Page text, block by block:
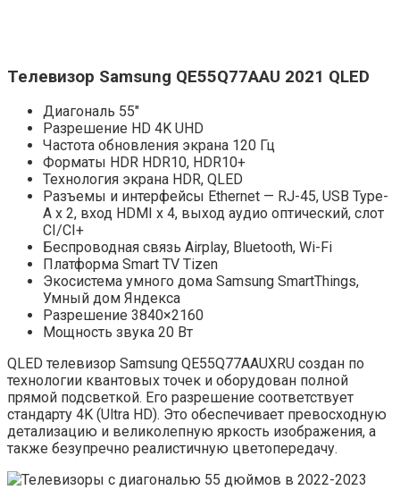
Телевизор Samsung QE55Q77AAU 2021 QLED
Диагональ 55″
Разрешение HD 4K UHD
Частота обновления экрана 120 Гц
Форматы HDR HDR10, HDR10+
Технология экрана HDR, QLED
Разъемы и интерфейсы Ethernet — RJ-45, USB Type-
A x 2, вход HDMI x 4, выход аудио оптический, слот
CI/CI+
Беспроводная связь Airplay, Bluetooth, Wi-Fi
Платформа Smart TV Tizen
Экосистема умного дома Samsung SmartThings,
Умный дом Яндекса
Разрешение 3840×2160
Мощность звука 20 Вт
QLED телевизор Samsung QE55Q77AAUXRU создан по
технологии квантовых точек и оборудован полной
прямой подсветкой. Его разрешение соответствует
стандарту 4K (Ultra HD). Это обеспечивает превосходную
детализацию и великолепную яркость изображения, а
также безупречно реалистичную цветопередачу.